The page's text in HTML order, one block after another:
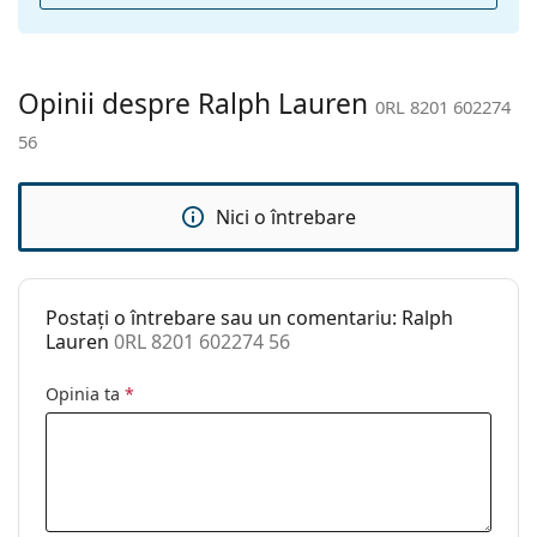
curățat:
Altele
Ochelari de soare
Brand:
Ralph Lauren
Cod:
0RL 8201 602274 56
Opinii despre Ralph Lauren 0RL 8201 602274
56
Nici o întrebare
Postați o întrebare sau un comentariu: Ralph
Lauren 0RL 8201 602274 56
Opinia ta *